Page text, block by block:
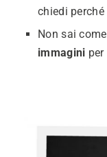
chiedi
Non sai
immagini